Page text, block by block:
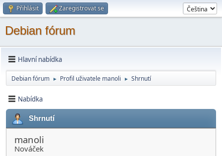
Přihlásit Zaregistrovat se
Debian fórum
Hlavní nabídka
Debian fórum ► Profil uživatele manoli ► Shrnutí
Nabídka
Shrnutí
manoli
Nováček